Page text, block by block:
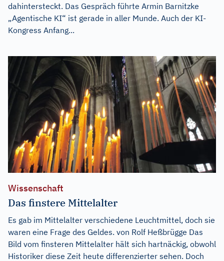
dahintersteckt. Das Gespräch führte Armin Barnitzke
„Agentische KI“ ist gerade in aller Munde. Auch der KI-
Kongress Anfang...
Wissenschaft
Das finstere Mittelalter
Es gab im Mittelalter verschiedene Leuchtmittel, doch sie
waren eine Frage des Geldes. von Rolf Heßbrügge Das
Bild vom finsteren Mittelalter hält sich hartnäckig, obwohl
Historiker diese Zeit heute differenzierter sehen. Doch